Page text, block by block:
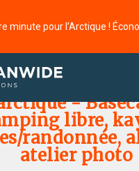
-
libre,
randonnée,
atelier photo